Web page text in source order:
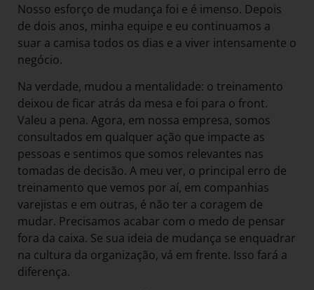
Nosso esforço de mudança foi e é imenso. Depois
de dois anos, minha equipe e eu continuamos a
suar a camisa todos os dias e a viver intensamente o
negócio.
Na verdade, mudou a mentalidade: o treinamento
deixou de ficar atrás da mesa e foi para o front.
Valeu a pena. Agora, em nossa empresa, somos
consultados em qualquer ação que impacte as
pessoas e sentimos que somos relevantes nas
tomadas de decisão. A meu ver, o principal erro de
treinamento que vemos por aí, em companhias
varejistas e em outras, é não ter a coragem de
mudar. Precisamos acabar com o medo de pensar
fora da caixa. Se sua ideia de mudança se enquadrar
na cultura da organização, vá em frente. Isso fará a
diferença.